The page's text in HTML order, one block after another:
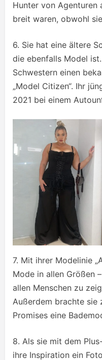
Hunter von Agenturen
breit waren, obwohl
6. Sie hat eine ältere
die ebenfalls Model
Schwestern einen
„Model Citizen“. Ihr
2021 bei einem
7. Mit ihrer Modelinie
Mode in allen Größen
allen Menschen zu
Außerdem brachte sie
Promises eine
8. Als sie mit dem
ihre Inspiration ein